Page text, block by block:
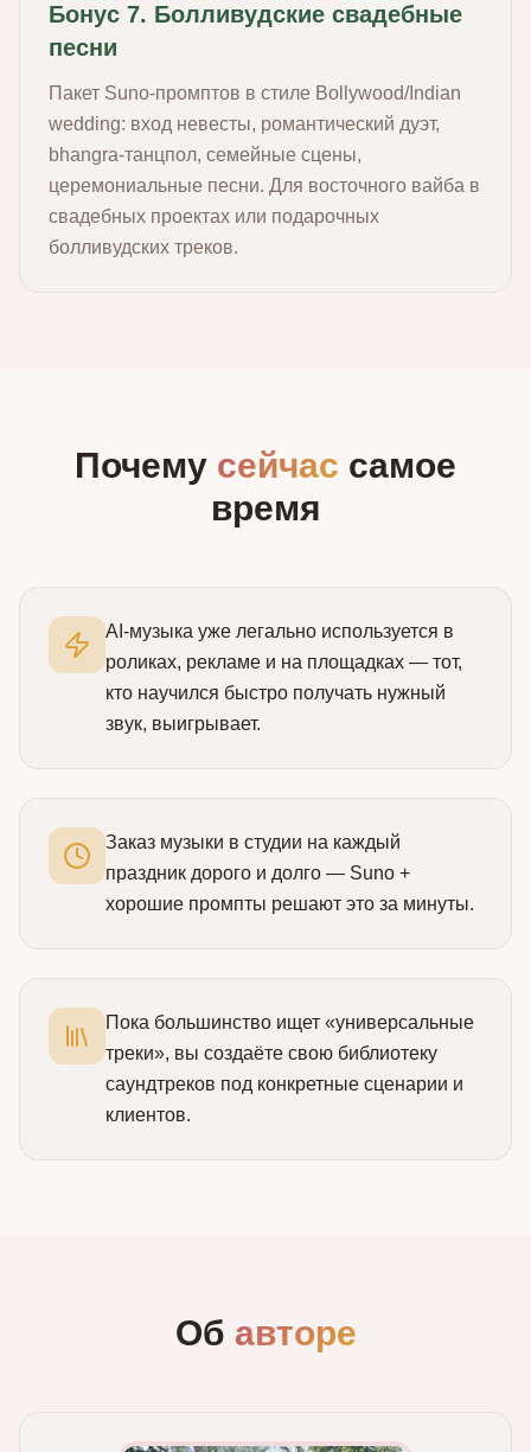
Бонус 7. Болливудские свадебные
песни
Пакет Suno‑промптов в стиле Bollywood/Indian
wedding: вход невесты, романтический дуэт,
bhangra‑танцпол, семейные сцены,
церемониальные песни. Для восточного вайба в
свадебных проектах или подарочных
болливудских треков.
Почему сейчас самое
время
AI‑музыка уже легально используется в
роликах, рекламе и на площадках — тот,
кто научился быстро получать нужный
звук, выигрывает.
Заказ музыки в студии на каждый
праздник дорого и долго — Suno +
хорошие промпты решают это за минуты.
Пока большинство ищет «универсальные
треки», вы создаёте свою библиотеку
саундтреков под конкретные сценарии и
клиентов.
Об авторе